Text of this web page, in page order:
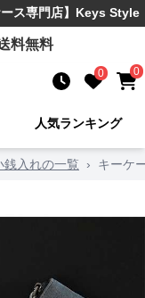
ース専門店】Keys Style
料無料
0 0
人気ランキング
銭入れの一覧 › キーケ